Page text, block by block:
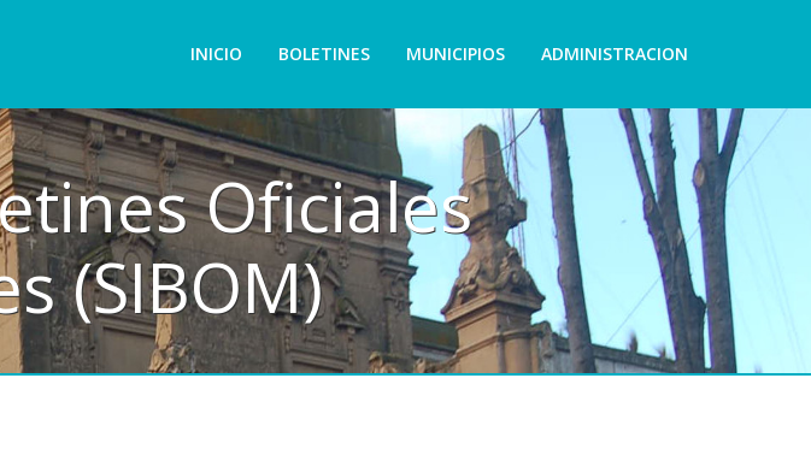
INICIO BOLETINES MUNICIPIOS ADMINISTRACION
Oficiales
(SIBOM)